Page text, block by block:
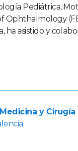
Pediátrica,
Ophthalmology
ha asistido y
y Cirugía